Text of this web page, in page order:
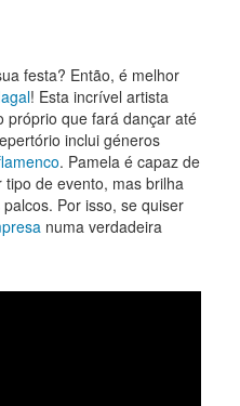
festa? Então, é melhor
! Esta incrível artista
próprio que fará dançar até
inclui géneros
. Pamela é capaz de
de evento, mas brilha
Por isso, se quiser
numa verdadeira